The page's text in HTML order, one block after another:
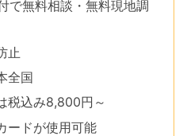
で無料相談・無料現地調
止
全国
税込み8,800円～
ードが使用可能